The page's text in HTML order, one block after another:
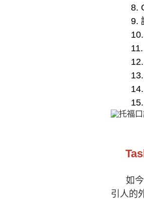
8.
9.
10.
11.
12.
13.
14.
15.
如今
引人的